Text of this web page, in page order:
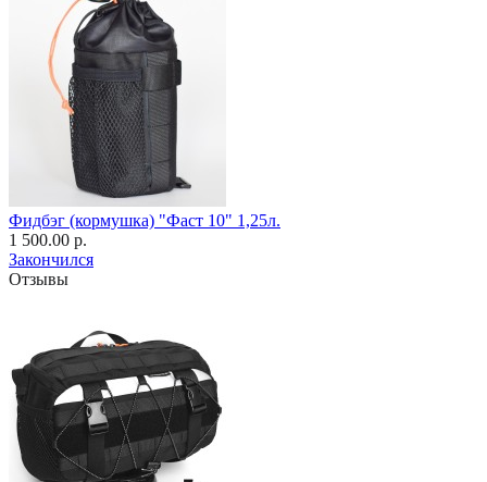
Фидбэг (кормушка) "Фаст 10" 1,25л.
1 500.00 р.
Закончился
Отзывы